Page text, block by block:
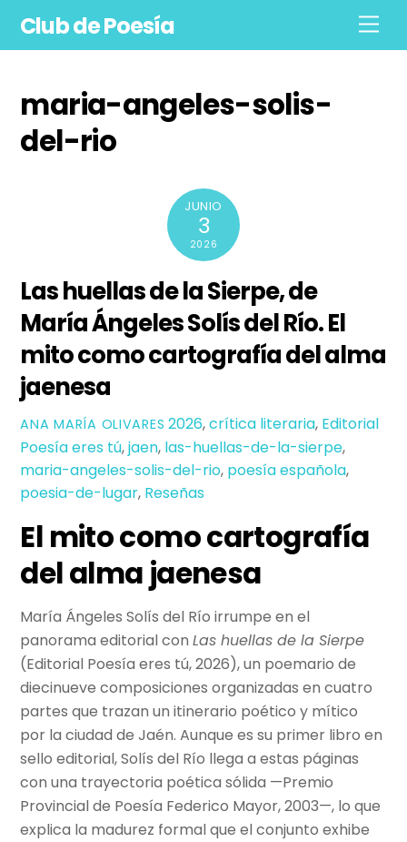
Club de Poesía
maria-angeles-solis-
del-rio
JUNIO
3
2026
Las huellas de la Sierpe, de
María Ángeles Solís del Río. El
mito como cartografía del alma
jaenesa
ANA MARÍA OLIVARES 2026,crítica literaria, Editorial
Poesía eres tú,jaen, las-huellas-de-la-sierpe,
maria-angeles-solis-del-rio, poesía española,
poesia-de-lugar, Reseñas
El mito como cartografía
del alma jaenesa
María Ángeles Solís del Río irrumpe en el
panorama editorial conLas huellas de la Sierpe
(Editorial Poesía eres tú, 2026), un poemario de
diecinueve composiciones organizadas en cuatro
partes que trazan un itinerario poético y mítico
por la ciudad de Jaén. Aunque es su primer libro en
sello editorial, Solís del Río llega a estas páginas
con una trayectoria poética sólida —Premio
Provincial de Poesía Federico Mayor, 2003—, lo que
explica la madurez formal que el conjunto exhibe